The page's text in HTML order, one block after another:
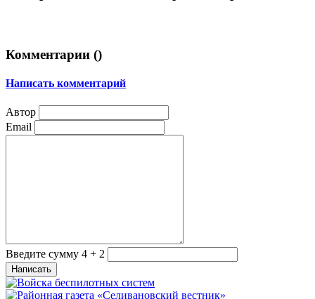
Комментарии ()
Написать комментарий
Автор
Email
Введите сумму 4 + 2